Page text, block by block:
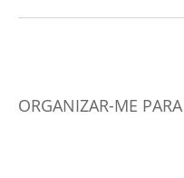
ORGANIZAR-ME